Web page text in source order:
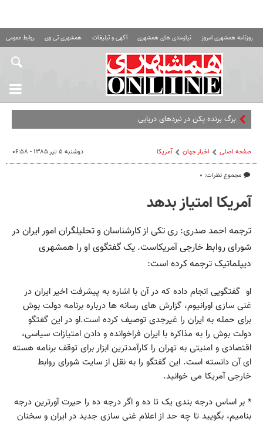
روزنامه همشهری امروز نیازمندی های همشهری آگهی و تبلیغات همشهری تی وی روابط عمومی
برگ برنده پکن در نبردهای دریایی | چین نسل ج
صفحه اصلی اخبار جهان آمریکا
مجموع نظرات: ۰
دوشنبه ۵ تیر ۱۳۸۵ - ۰۶:۵۸
آمریکا امتیاز بدهد
ترجمه احمد صدری: ری تکی از کارشناسان و تحلیلگران امور ایران در
شورای روابط خارجی آمریکاست. یک گفتگوی او را همشهری
دیپلماتیک ترجمه کرده است:
او گفتگویی انجام داده که در آن با اشاره به پیشرفت اخیر ایران در
غنی سازی اورانیوم، گزارش های رسانه ها درباره برنامه دولت بوش
برای حمله به ایران را غیرجدی توصیف کرده است.او در این گفتگو
دولت بوش را به مذاکره با ایران فراخوانده و دادن امتیازات سیاسی،
اقتصادی و امنیتی به تهران را کارآمدترین ابزار برای توقف برنامه هسته
ای آن دانسته است. این گفتگو را به نقل از سایت شورای روابط
خارجی آمریکا می خوانید.
* بر اساس درجه بندی یک تا ده و اگر درجه ده را حیرت آورترین درجه
بنامیم، بگویید تا چه حد از اعلام غنی سازی جدید در ایران و سخنان